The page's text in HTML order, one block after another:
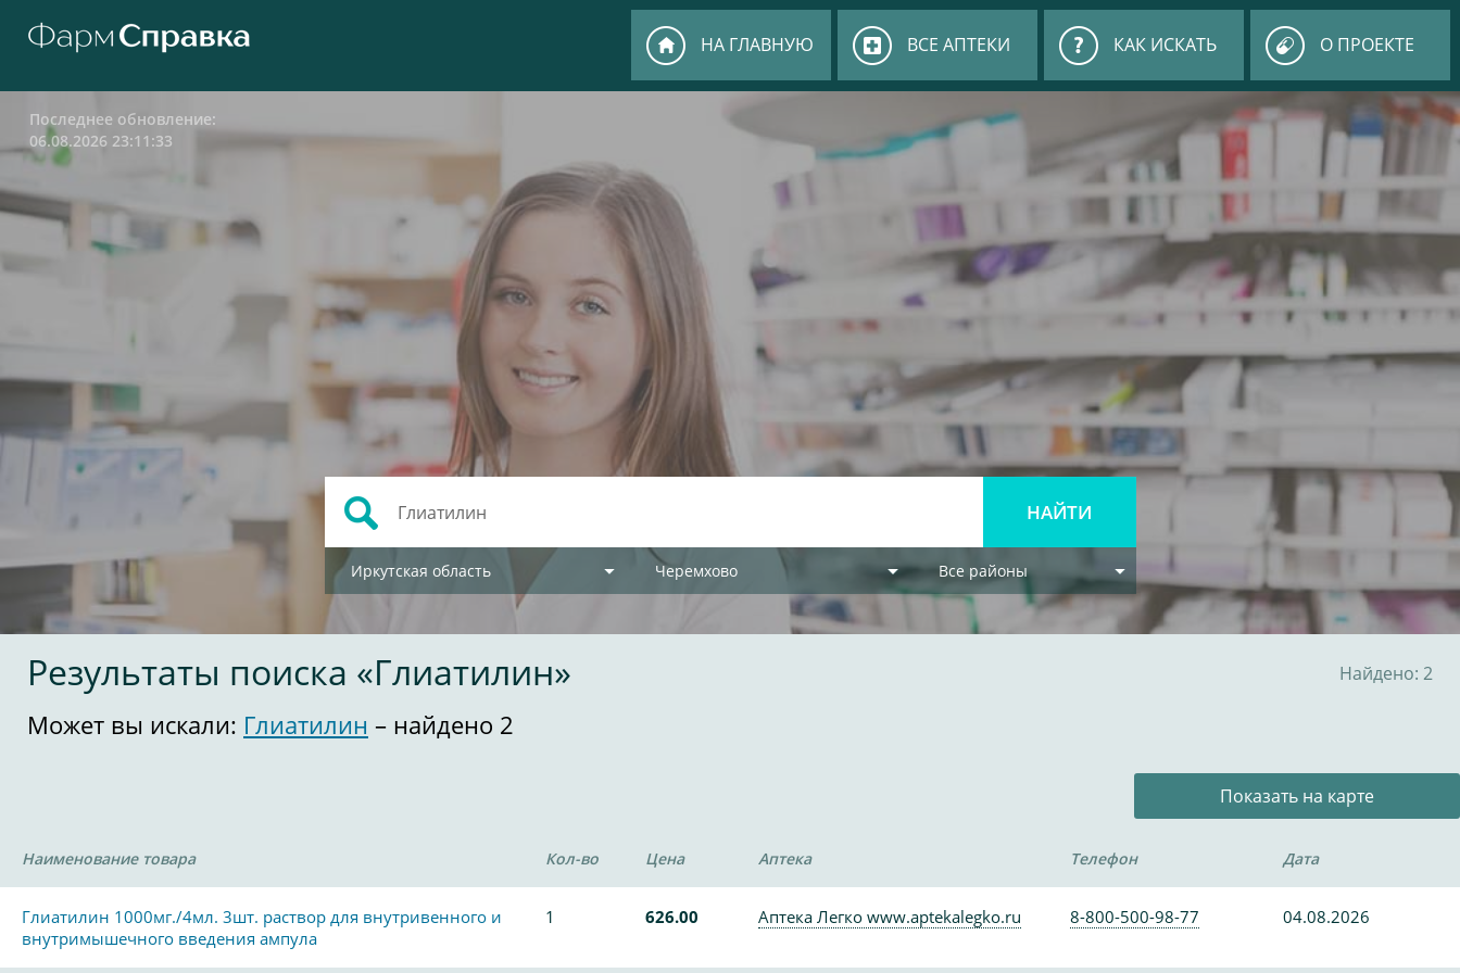
НА ГЛАВНУЮ ВСЕ АПТЕКИ КАК ИСКАТЬ О ПРОЕКТЕ
Последнее обновление:
06.08.2026 23:11:33
Иркутская область Черемхово Все районы
Результаты поиска «Глиатилин» Найдено: 2
Может вы искали: Глиатилин – найдено 2
Показать на карте
Наименование товара Кол-во Цена Аптека Телефон Дата
Глиатилин 1000мг./4мл. 3шт. раствор для внутривенного и
внутримышечного введения ампула
1 626.00 Аптека Легко www.aptekalegko.ru 8-800-500-98-77 04.08.2026